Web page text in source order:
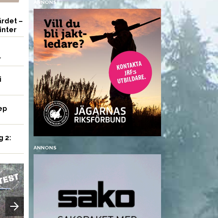
–
2:
ANNONS
ANNONS